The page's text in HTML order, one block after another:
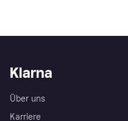
Klarna
Über uns
Karriere